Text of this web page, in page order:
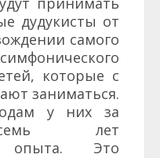
дудукисты от
самого
которые с
заниматься.
у них за
лет
опыта. Это